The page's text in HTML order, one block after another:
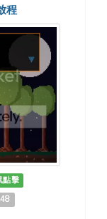
程
點擊